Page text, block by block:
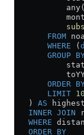
           any(
       FROM
       WHERE
(
GROUP
ORDER
       LIMIT
   )
AS
   INNER JOIN
   WHERE
   ORDER BY